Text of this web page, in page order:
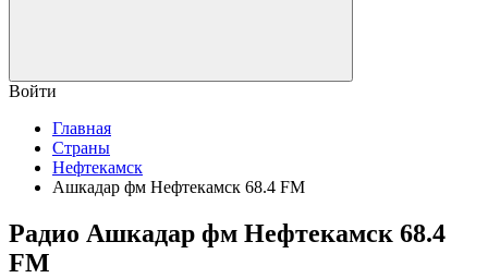
Войти
Главная
Страны
Нефтекамск
Ашкадар фм Нефтекамск 68.4 FM
Радио Ашкадар фм Нефтекамск 68.4
FM